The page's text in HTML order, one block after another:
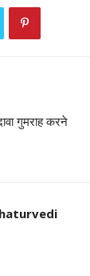
गुमराह करने